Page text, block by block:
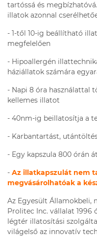
tartóssá és
illatok azonnal
- 1-től 10-ig beállítható
megfelelően
- Hipoallergén
háziállatok számára
- Napi 8 óra használattal
kellemes illatot
- 40nm-ig beillatosítja a
- Karbantartást,
- Egy kapszula 800 órán
- Az illatkapszulát nem
megvásárolhatóak a
Az Egyesült Államokbeli,
Prolitec Inc. vállalat 1996
légtér illatosítási
világelső az innovatív